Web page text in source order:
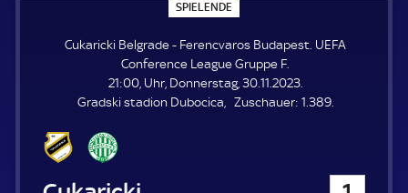
SPIELENDE
P
E
L
E
N
D
E
Cukaricki Belgrade - Ferencvaros Budapest. UEFA
Conference League Gruppe F.
21:00, Uhr, Donnerstag, 30.11.2023.
Gradski stadion Dubocica
Zuschauer: Z1.389.